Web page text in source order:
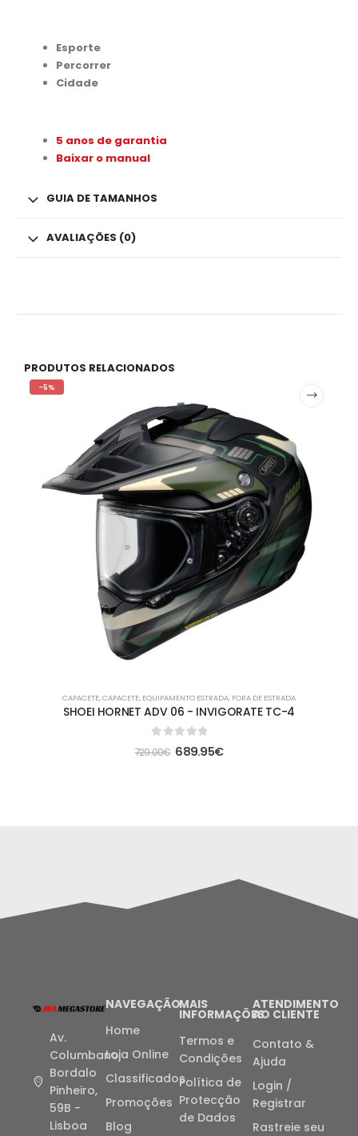
Esporte
Percorrer
Cidade
5 anos de garantia
Baixar o manual
GUIA DE TAMANHOS
AVALIAÇÕES (0)
PRODUTOS RELACIONADOS
-5%
CAPACETE,CAPACETE, EQUIPAMENTO ESTRADA, FORA DE ESTRADA
SHOEI HORNET ADV 06 - INVIGORATE TC-4
out of 5
729.00€ 689.95€
Av.
Columbano
Bordalo
Pinheiro,
59B -
Lisboa
NAVEGAÇÃO
Home
Loja Online
Classificados
Promoções
Blog
MAIS
INFORMAÇÕES
Termos e
Condições
Política de
Protecção
de Dados
ATENDIMENTO
AO CLIENTE
Contato &
Ajuda
Login /
Registrar
Rastreie seu